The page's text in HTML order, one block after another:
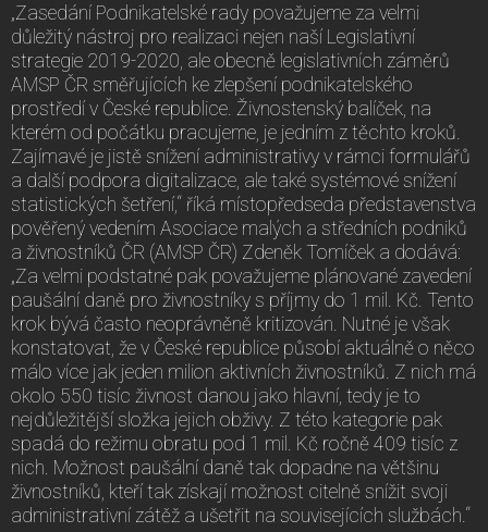
„Zasedání Podnikatelské rady považujeme za velmi
důležitý nástroj pro realizaci nejen naší Legislativní
strategie 2019-2020, ale obecně legislativních záměrů
AMSP ČR směřujících ke zlepšení podnikatelského
prostředí v České republice. Živnostenský balíček, na
kterém od počátku pracujeme, je jedním z těchto kroků.
Zajímavé je jistě snížení administrativy v rámci formulářů
a další podpora digitalizace, ale také systémové snížení
statistických šetření,“ říká místopředseda představenstva
pověřený vedením Asociace malých a středních podniků
a živnostníků ČR (AMSP ČR) Zdeněk Tomíček a dodává:
„Za velmi podstatné pak považujeme plánované zavedení
paušální daně pro živnostníky s příjmy do 1 mil. Kč. Tento
krok bývá často neoprávněně kritizován. Nutné je však
konstatovat, že v České republice působí aktuálně o něco
málo více jak jeden milion aktivních živnostníků. Z nich má
okolo 550 tisíc živnost danou jako hlavní, tedy je to
nejdůležitější složka jejich obživy. Z této kategorie pak
spadá do režimu obratu pod 1 mil. Kč ročně 409 tisíc z
nich. Možnost paušální daně tak dopadne na většinu
živnostníků, kteří tak získají možnost citelně snížit svoji
administrativní zátěž a ušetřit na souvisejících službách.“